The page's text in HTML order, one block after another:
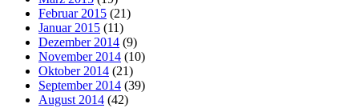
Februar 2015 (21)
Januar 2015 (11)
Dezember 2014 (9)
November 2014 (10)
Oktober 2014 (21)
September 2014 (39)
August 2014 (42)